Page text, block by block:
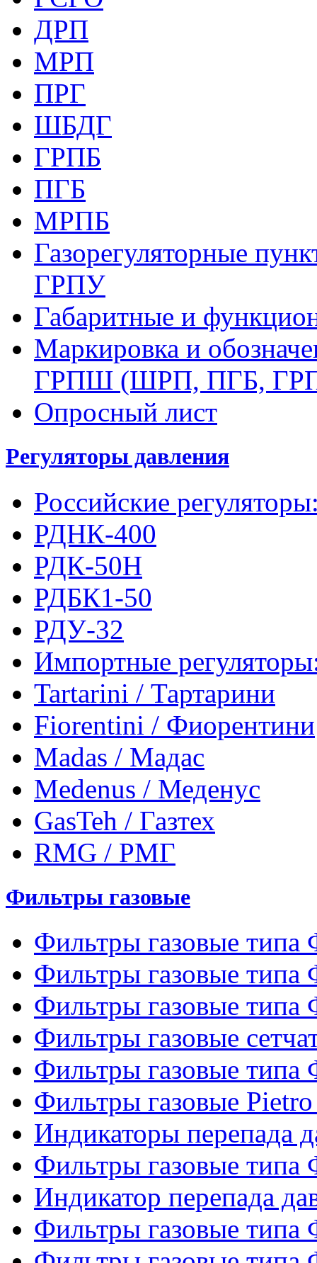
ДРП
МРП
ПРГ
ШБДГ
ГРПБ
ПГБ
МРПБ
Газорегуляторные
ГРПУ
Габаритные и
Маркировка и
ГРПШ (ШРП, ПГБ,
Опросный лист
Регуляторы давления
Российские
РДНК-400
РДК-50Н
РДБК1-50
РДУ-32
Импортные
Tartarini / Тартарини
Fiorentini / Фиорентини
Madas / Мадас
Medenus / Меденус
GasTeh / Газтех
RMG / РМГ
Фильтры газовые
Фильтры газовые типа
Фильтры газовые
Фильтры газовые
Фильтры газовые
Фильтры газовые
Фильтры газовые
Индикаторы перепада
Фильтры газовые
Индикатор перепада
Фильтры газовые